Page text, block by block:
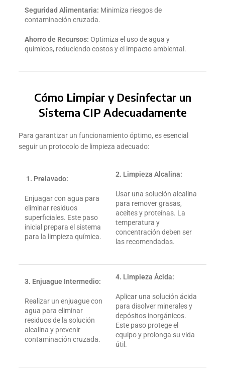
Seguridad Alimentaria: Minimiza riesgos de
contaminación cruzada.
Ahorro de Recursos: Optimiza el uso de agua y
químicos, reduciendo costos y el impacto ambiental.
Cómo Limpiar y Desinfectar un
Sistema CIP Adecuadamente
Para garantizar un funcionamiento óptimo, es esencial
seguir un protocolo de limpieza adecuado:
1. Prelavado:
Enjuagar con agua para
eliminar residuos
superficiales. Este paso
inicial prepara el sistema
para la limpieza química.
2. Limpieza Alcalina:
Usar una solución alcalina
para remover grasas,
aceites y proteínas. La
temperatura y
concentración deben ser
las recomendadas.
3. Enjuague Intermedio:
Realizar un enjuague con
agua para eliminar
residuos de la solución
alcalina y prevenir
contaminación cruzada.
4. Limpieza Ácida:
Aplicar una solución ácida
para disolver minerales y
depósitos inorgánicos.
Este paso protege el
equipo y prolonga su vida
útil.